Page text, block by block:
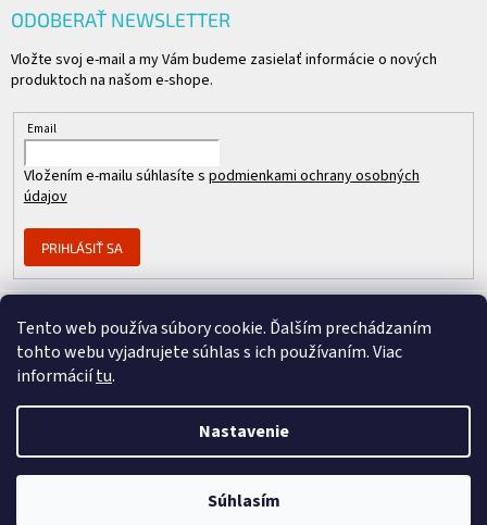
Tento web používa súbory cookie. Ďalším prechádzaním
tohto webu vyjadrujete súhlas s ich používaním. Viac
informáciítu.
Nastavenie
Súhlasím
ODOBERAŤ NEWSLETTER
Vložte svoj e-mail a my Vám budeme zasielať informácie o nových
produktoch na našom e-shope.
Email
Vložením e-mailu súhlasíte s podmienkami ochrany osobných
údajov
PRIHLÁSIŤ SA
Vytvoril Shoptet Premium
Člen skupiny
REPASOVANÉ CISCO. Všetky práva vyhradené.